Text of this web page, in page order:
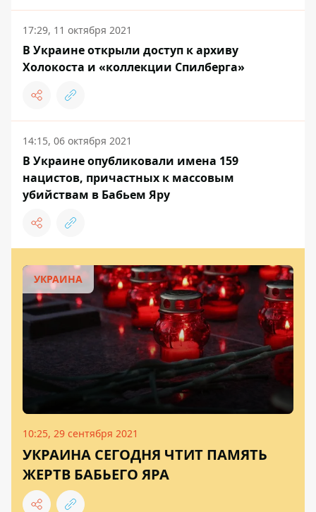
17:29, 11 октября 2021
В Украине открыли доступ к архиву
Холокоста и «коллекции Спилберга»
14:15, 06 октября 2021
В Украине опубликовали имена 159
нацистов, причастных к массовым
убийствам в Бабьем Яру
УКРАИНА
10:25, 29 сентября 2021
УКРАИНА СЕГОДНЯ ЧТИТ ПАМЯТЬ
ЖЕРТВ БАБЬЕГО ЯРА